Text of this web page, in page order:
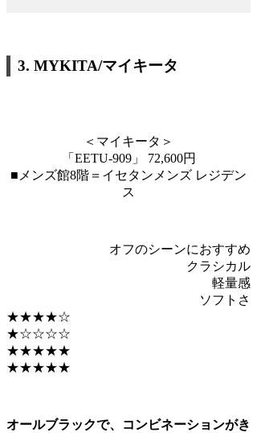
3.MYKITA/マイキータ
＜マイキータ＞
「EETU-909」 72,600円
■メンズ館8階＝イセタンメンズ レジデン
ス
オフのシーンにおすすめ
クラシカル
軽量感
ソフトさ
★★★★☆
★☆☆☆☆
★★★★★
★★★★★
オールブラックで、コンビネーションがき